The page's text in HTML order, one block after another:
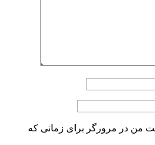
من در مرورگر برای زمانی که